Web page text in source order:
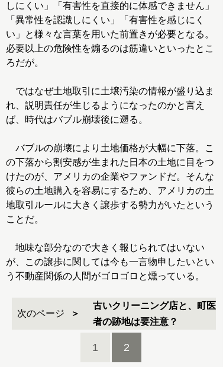
しにくい」「有害性を直接的に体感できません」
「異常性を認識しにくい」「有害性を感じにく
い」と様々な言葉を用いた前置きが必要となる。
必要以上の危険性を煽るのは筋違いといったとこ
ろだが。
ではなぜ土地取引に土壌汚染の情報が盛り込ま
れ、説明責任が生じるようになったのかと言え
ば、時代はバブル崩壊後に遡る。
バブルの崩壊により土地価格が大幅に下落。こ
の下落から割安感が生まれた日本の土地に目をつ
けたのが、アメリカの企業やファンドだ。そんな
彼らの土地購入を容易にするため、アメリカの土
地取引ルールに大きく譲歩する勢力がいたという
ことだ。
地味な部分なので大きく報じられてはいない
が、この譲歩に関しては今も一言物申したいとい
う不動産関係の人間がゴロゴロと燻っている。
次のページ
古いクリーニング店と、町医
者の跡地は要注意？
1 2